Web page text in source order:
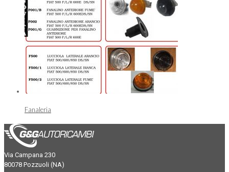
Fanaleria
Via Campana 230
80078 Pozzuoli (NA)